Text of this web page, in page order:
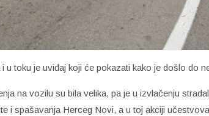
u toku je uviđaj koji će pokazati kako je došlo do
na vozilu su bila velika, pa je u izvlačenju
i spašavanja Herceg Novi, a u toj akciji